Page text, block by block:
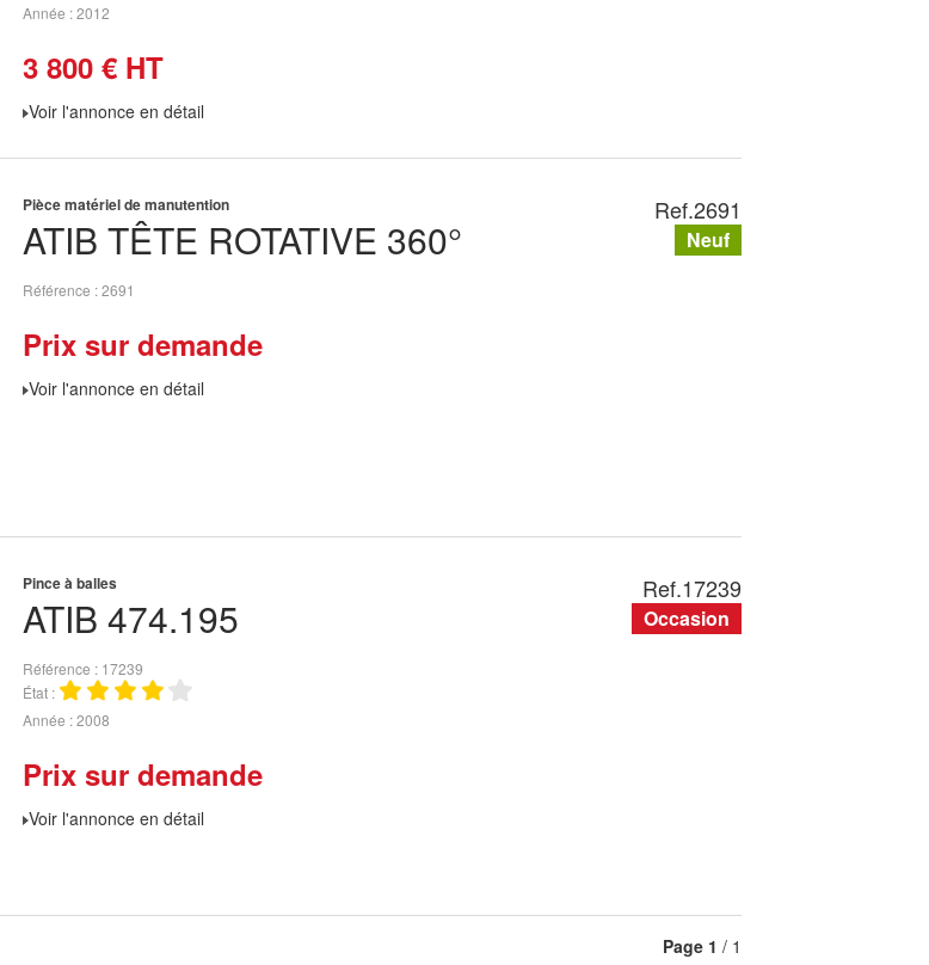
Année 2012
3 800 € HT
Voir l'annonce en détail
ATIB TÊTE ROTATIVE 360°
Pièce matériel de manutention
Référence 2691
Prix sur demande
Voir l'annonce en détail
Ref.2691
Neuf
ATIB 474.195
Pince à balles
Référence
17239
État
Année 2008
Prix sur demande
Voir l'annonce en détail
Ref.17239
Occasion
Page 1 / 1